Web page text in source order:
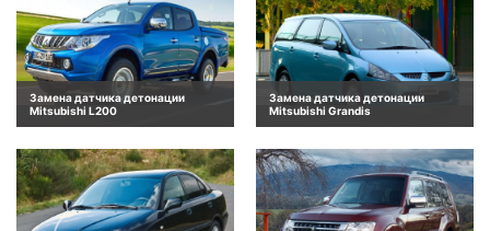
Замена датчика детонации
Mitsubishi L200
Замена датчика детонации
Mitsubishi Grandis